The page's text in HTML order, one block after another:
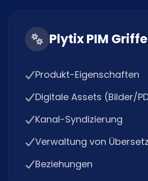
Plytix PIM Griffe
Produkt-Eigenschaften
Digitale Assets (Bilder/
Kanal-Syndizierung
Verwaltung von
Beziehungen